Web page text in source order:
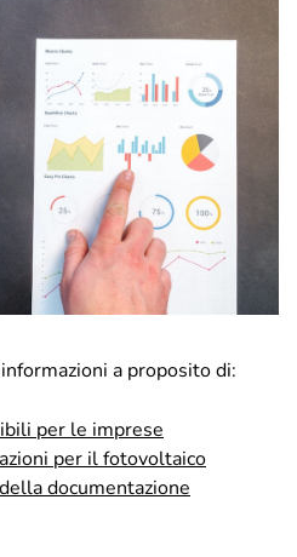
a proposito di:
per le imprese
per il fotovoltaico
documentazione